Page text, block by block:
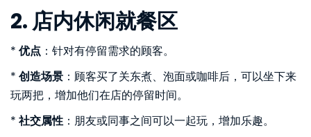
2. 店内休闲就餐区
* 优点 ：针对有停留需求的顾客。
* 创造场景 ：顾客买了关东煮、泡面或咖啡后，可以坐下来
玩两把，增加他们在店的停留时间。
* 社交属性：朋友或同事之间可以一起玩，增加乐趣。